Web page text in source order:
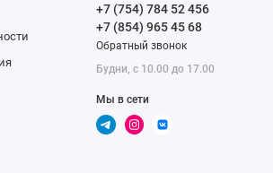
+7 (754) 784 52 456
+7 (854) 965 45 68
Обратный звонок
Будни, с 10.00 до 17.00
Мы в сети